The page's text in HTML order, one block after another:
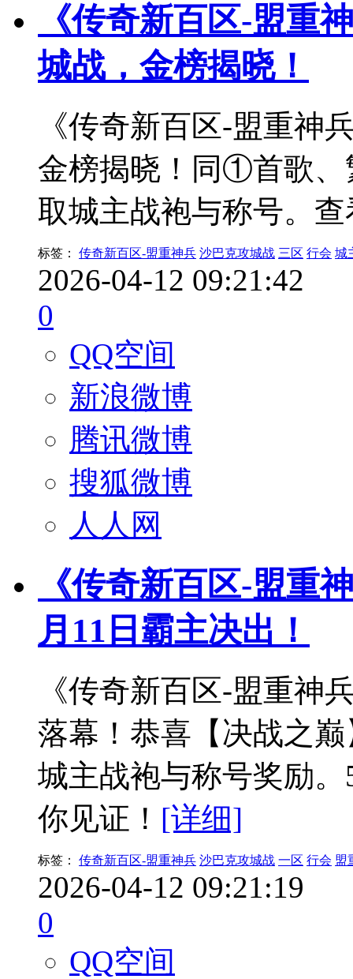
《传奇新百区-盟重
城战，金榜揭晓！
《传奇新百区-盟重神
金榜揭晓！同①首歌、
取城主战袍与称号。
标签： 传奇新百区-盟重神兵 沙巴克攻城战 三区 行会 城
2026-04-12 09:21:42
0
QQ空间
新浪微博
腾讯微博
搜狐微博
人人网
《传奇新百区-盟重
月11日霸主决出！
《传奇新百区-盟重神
落幕！恭喜【决战之
城主战袍与称号奖励
你见证！ [详细]
标签： 传奇新百区-盟重神兵 沙巴克攻城战 一区 行会 盟
2026-04-12 09:21:19
0
QQ空间